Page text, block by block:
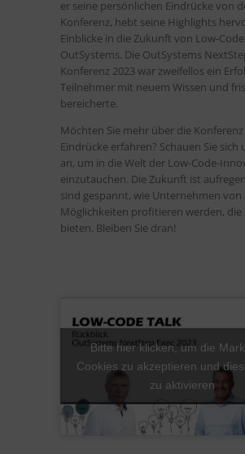
er seine persönlichen Eindrücke von
Konferenz, hebt seine Highlights
Einblicke in die Zukunft von Low-
OutSystems. Die OutSystems
Konferenz 2023 war zweifellos ein
Teilnehmer mit neuem Wissen und
bereicherte.
Möchten Sie mehr über die
Eindrücke erfahren? Schauen Sie sich
an, um in die Welt der Low-Code-
einzutauchen. Die Zukunft ist
sind gespannt, wie Unternehmen von
Möglichkeiten profitieren werden, die
bieten. Bleiben Sie dran!
Bitte hier klicken, um die
Cookies zu akzeptieren und
zu aktivieren